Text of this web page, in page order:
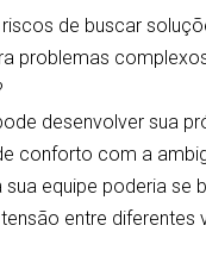
de buscar
problemas
desenvolver sua
conforto com a
sua equipe poderia se
entre diferentes